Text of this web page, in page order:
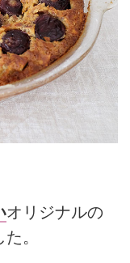
オリジナルの
。